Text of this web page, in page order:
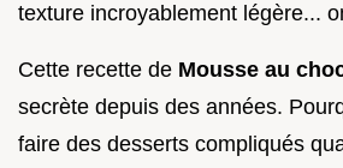
texture incroyablement légère...
Cette recette de Mousse au
secrète depuis des années.
faire des desserts compliqués